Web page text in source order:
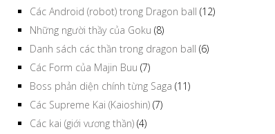
Các Android (robot) trong Dragon ball (12)
Những người thầy của Goku (8)
Danh sách các thần trong dragon ball (6)
Các Form của Majin Buu (7)
Boss phản diện chính từng Saga (11)
Các Supreme Kai (Kaioshin) (7)
Các kai (giới vương thần) (4)